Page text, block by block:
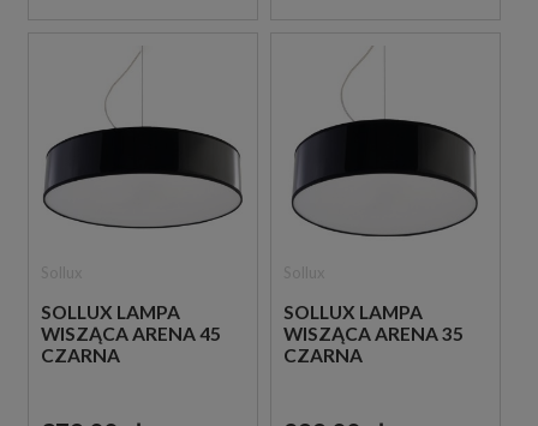
SOLLUX LAMPA
WISZĄCA ARENA 45
CZARNA
SOLLUX LAMPA
WISZĄCA ARENA 35
CZARNA